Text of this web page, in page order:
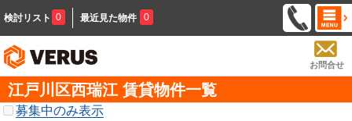
検討リスト 0 最近見た物件 0
お問合せ
江戸川区西瑞江 賃貸物件一覧
募集中のみ表示